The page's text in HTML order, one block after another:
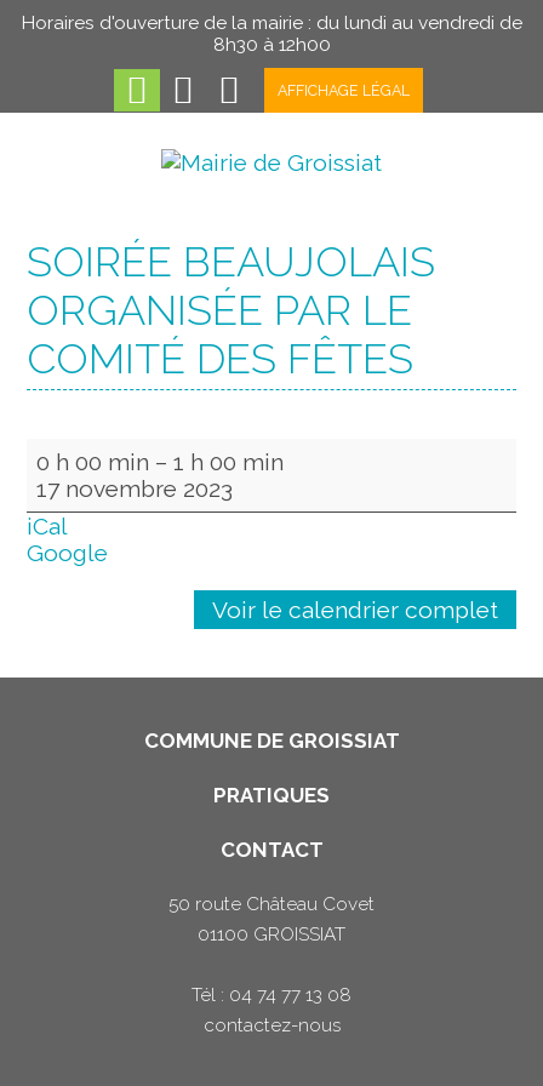
Horaires d'ouverture de la mairie : du lundi au vendredi de
8h30 à 12h00
AFFICHAGE LÉGAL
SOIRÉE BEAUJOLAIS
ORGANISÉE PAR LE
COMITÉ DES FÊTES
0 h 00 min –1 h 00 min
17 novembre 2023
iCal
Google
Voir le calendrier complet
COMMUNE DE GROISSIAT
PRATIQUES
CONTACT
50 route Château Covet
01100 GROISSIAT
Tél : 04 74 77 13 08
contactez-nous